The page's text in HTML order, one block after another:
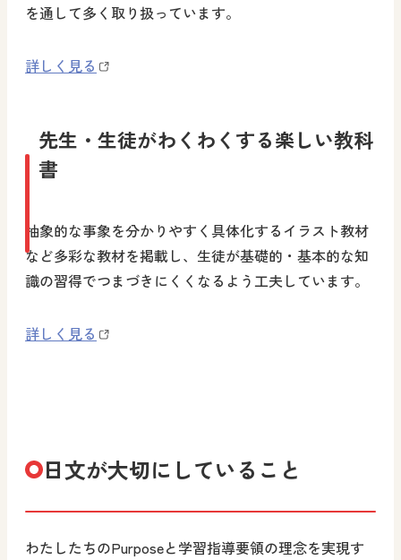
を通して多く取り扱っています。
詳しく見る
先生・生徒がわくわくする楽しい教科
書
抽象的な事象を分かりやすく具体化するイラスト教材
など多彩な教材を掲載し、生徒が基礎的・基本的な知
識の習得でつまづきにくくなるよう工夫しています。
詳しく見る
日文が大切にしていること
わたしたちのPurposeと学習指導要領の理念を実現す